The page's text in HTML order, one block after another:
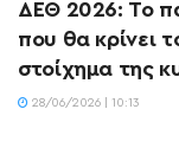
ΔΕΘ 2026: Το
που θα κρίνει
στοίχημα της
28/06/2026 | 10:13